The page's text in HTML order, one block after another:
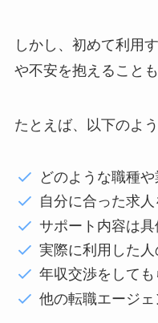
しかし、初めて利用
や不安を抱えること
たとえば、以下のよ
どのような職種
自分に合った求
サポート内容は
実際に利用した
年収交渉をして
他の転職エージ